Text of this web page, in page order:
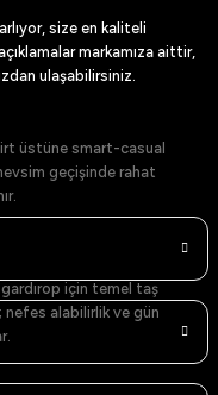
stil için yüksek uyum.
sofistike bir görünüm.
şık koruma.
yalıtım ve zarif doku.
üstüne smart-casual
geçişinde rahat
Duruş
için temel taş
nefes alabilirlik ve gün
size en kaliteli
markamıza aittir,
ulaşabilirsiniz.